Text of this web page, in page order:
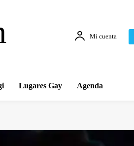
Mi cuenta
Lugares Gay Agenda